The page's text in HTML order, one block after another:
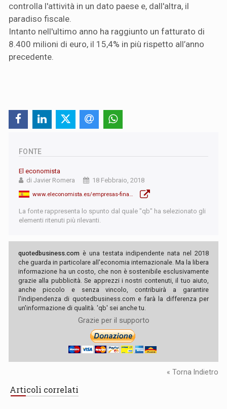
controlla l'attività in un dato paese e, dall'altra, il
paradiso fiscale.
Intanto nell'ultimo anno ha raggiunto un fatturato di
8.400 milioni di euro, il 15,4% in più rispetto all’anno
precedente.
FONTE
El economista
di Javier Romera
18 Febbraio, 2018
La fonte rappresenta lo spunto dal quale "qb" ha selezionato gli
elementi ritenuti più rilevanti.
quotedbusiness.com è una testata indipendente nata nel 2018
che guarda in particolare all'economia internazionale. Ma la libera
informazione ha un costo, che non è sostenibile esclusivamente
grazie alla pubblicità. Se apprezzi i nostri contenuti, il tuo aiuto,
anche piccolo e senza vincolo, contribuirà a garantire
l'indipendenza di quotedbusiness.com e farà la differenza per
un'informazione di qualità. 'qb' sei anche tu.
Grazie per il supporto
« Torna Indietro
Articoli correlati